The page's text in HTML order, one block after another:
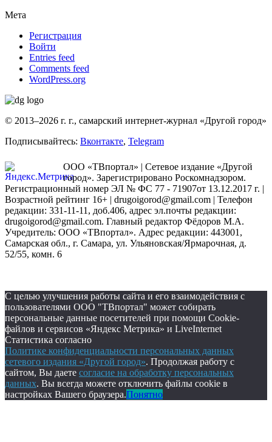
Мета
Регистрация
Войти
Entries feed
Comments feed
WordPress.org
© 2013–2026 г. г., самарский интернет-журнал «Другой город»
Подписывайтесь: Вконтакте, Telegram
ООО «ТВпортал» | Сетевое издание «Другой
город». Зарегистрировано Роскомнадзором.
Регистрационный номер ЭЛ № ФС 77 - 71907от 13.12.2017 г. |
Возрастной рейтинг 16+ | drugoigorod@gmail.com | Телефон
редакции: 331-11-11, доб.406, адрес эл.почты редакции:
drugoigorod@gmail.com. Главный редактор Фёдоров М.А.
Учредитель: ООО «ТВпортал». Адрес редакции: 443001,
Самарская обл., г. Самара, ул. Ульяновская/Ярмарочная, д.
52/55, комн. 6
С целью улучшения работы сайта и его взаимодействия с
пользователями ООО "ТВпортал" может собирать
персональные данные посетителей при помощи Cookie-
файлов и сервисов «Яндекс Метрика» и LiveInternet
Статистика согласно
Политике конфиденциальности персональных данных
сетевого издания «Другой город». Продолжая работу с
сайтом, Вы даете согласие на обработку персональных
данных. Вы всегда можете отключить файлы cookie в
настройках Вашего браузера.Понятно